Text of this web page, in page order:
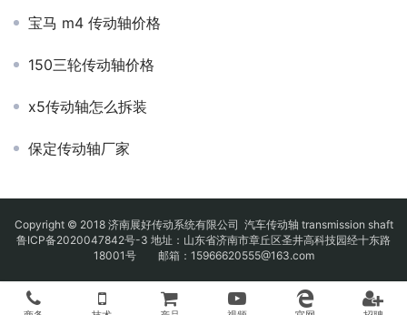
宝马 m4 传动轴价格
150三轮传动轴价格
x5传动轴怎么拆装
保定传动轴厂家
Copyright © 2018 济南展好传动系统有限公司 汽车传动轴 transmission shaft
鲁ICP备2020047842号-3 地址：山东省济南市章丘区圣井高科技园经十东路
18001号 邮箱：15966620555@163.com